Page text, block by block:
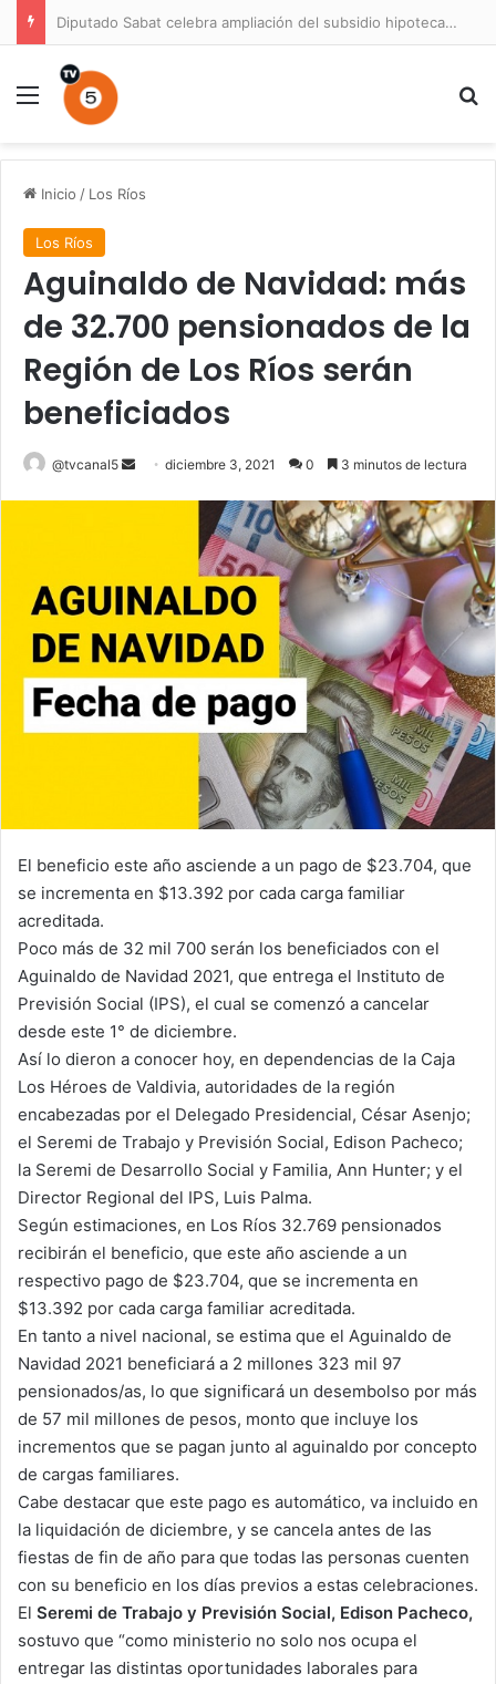
Diputado Sabat celebra ampliación del subsidio hipotecario con viviendas de hasta 6.000 UF
Menú
Inicio / Los Ríos
Los Ríos
Aguinaldo de Navidad: más
de 32.700 pensionados de la
Región de Los Ríos serán
beneficiados
@tvcanal5
Senddiciembre 3, 2021 0 3 minutos de lectura
El beneficio este año asciende a un pago de $23.704, que
se incrementa en $13.392 por cada carga familiar
acreditada.
Poco más de 32 mil 700 serán los beneficiados con el
Aguinaldo de Navidad 2021, que entrega el Instituto de
Previsión Social (IPS), el cual se comenzó a cancelar
desde este 1° de diciembre.
Así lo dieron a conocer hoy, en dependencias de la Caja
Los Héroes de Valdivia, autoridades de la región
encabezadas por el Delegado Presidencial, César Asenjo;
el Seremi de Trabajo y Previsión Social, Edison Pacheco;
la Seremi de Desarrollo Social y Familia, Ann Hunter; y el
Director Regional del IPS, Luis Palma.
Según estimaciones, en Los Ríos 32.769 pensionados
recibirán el beneficio, que este año asciende a un
respectivo pago de $23.704, que se incrementa en
$13.392 por cada carga familiar acreditada.
En tanto a nivel nacional, se estima que el Aguinaldo de
Navidad 2021 beneficiará a 2 millones 323 mil 97
pensionados/as, lo que significará un desembolso por más
de 57 mil millones de pesos, monto que incluye los
incrementos que se pagan junto al aguinaldo por concepto
de cargas familiares.
Cabe destacar que este pago es automático, va incluido en
la liquidación de diciembre, y se cancela antes de las
fiestas de fin de año para que todas las personas cuenten
con su beneficio en los días previos a estas celebraciones.
El Seremi de Trabajo y Previsión Social, Edison Pacheco,
sostuvo que “como ministerio no solo nos ocupa el
entregar las distintas oportunidades laborales para